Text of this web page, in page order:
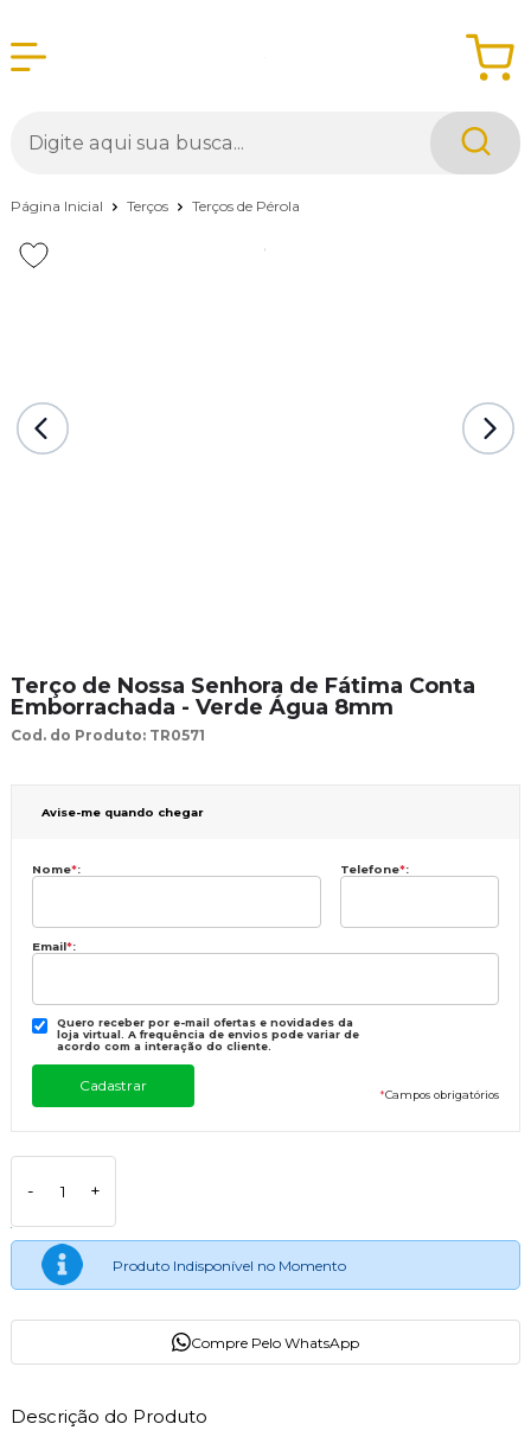
Página Inicial Terços Terços de Pérola
Terço de Nossa Senhora de Fátima Conta
Emborrachada - Verde Água 8mm
Cod. do Produto: TR0571
Avise-me quando chegar
Nome*: Telefone*:
Email*:
Quero receber por e-mail ofertas e novidades da
loja virtual. A frequência de envios pode variar de
acordo com a interação do cliente.
*Campos obrigatórios
- +
Produto Indisponível no Momento
Compre Pelo WhatsApp
Descrição do Produto